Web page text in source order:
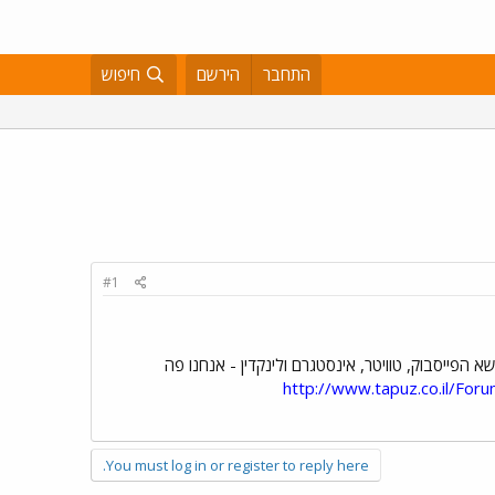
התחבר הירשם חיפוש
#1
טוויטר, אינסטגרם ולינקדין - אנחנו פה
http://www.tapuz.co.il/
You must log in or register to reply here.